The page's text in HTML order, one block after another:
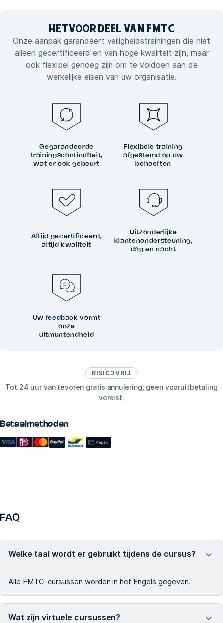
RISICOVRIJ
Tot 24 uur van tevoren gratis annulering, geen vooruitbetaling
vereist.
Betaalmethoden
HETVOORDEEL VAN FMTC
Onze aanpak garandeert veiligheidstrainingen die niet
alleen gecertificeerd en van hoge kwaliteit zijn, maar
ook flexibel genoeg zijn om te voldoen aan de
werkelijke eisen van uw organisatie.
Gegarandeerde
trainingscontinuïteit,
wat er ook gebeurt
Flexibele training
afgestemd op uw
behoeften
Altijd gecertificeerd,
altijd kwaliteit
Uitzonderlijke
klantenondersteuning,
dag en nacht
Uw feedback vormt
onze
uitmuntendheid
FAQ
Welke taal wordt er gebruikt tijdens de cursus?
Alle FMTC-cursussen worden in het Engels gegeven.
Wat zijn virtuele cursussen?